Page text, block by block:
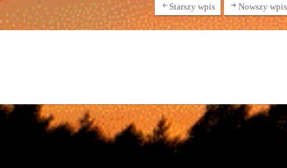
Starszy wpis Nowszy wpis